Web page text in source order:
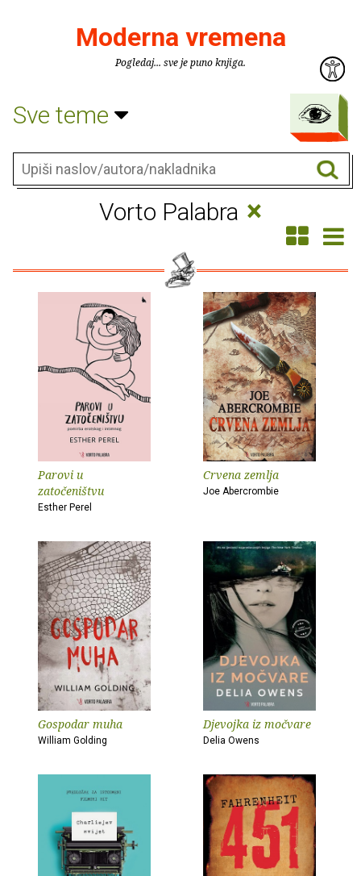
Moderna vremena
Pogledaj... sve je puno knjiga.
Sve teme
Vorto Palabra ×
Parovi u
zatočeništvu
Esther Perel
Crvena zemlja
Joe Abercrombie
Gospodar muha
William Golding
Djevojka iz močvare
Delia Owens